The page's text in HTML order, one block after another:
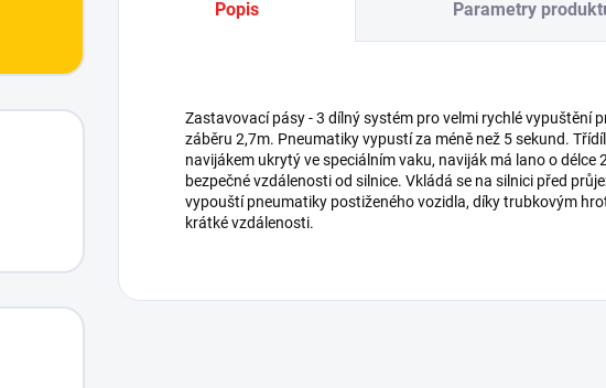
Popis Parametry
Zastavovací pásy - 3 dílný systém pro velmi rychlé vypuštění
záběru 2,7m. Pneumatiky vypustí za méně než 5 sekund.
navijákem ukrytý ve speciálním vaku, naviják má lano o
bezpečné vzdálenosti od silnice. Vkládá se na silnici před
vypouští pneumatiky postiženého vozidla, díky trubkovým
krátké vzdálenosti.